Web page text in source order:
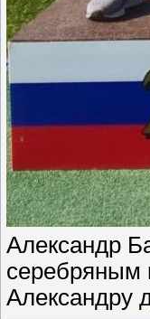
Александр
серебряным
Александру